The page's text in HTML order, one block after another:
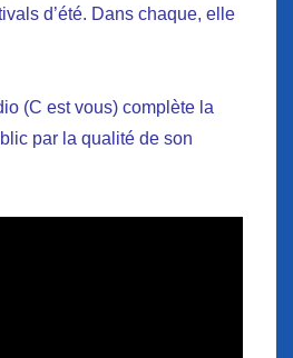
d’été. Dans chaque, elle
(C est vous) complète la
par la qualité de son